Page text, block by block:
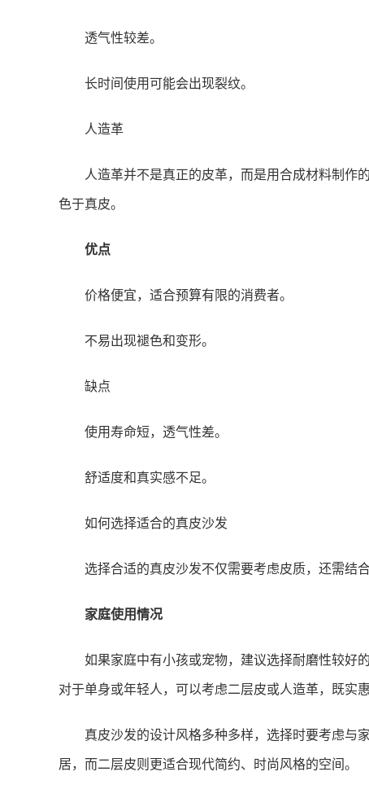
透气性较差。
长时间使用可能会出现裂纹。
人造革
人造革并不是真正的皮革，而是用合成材料制作
色于真皮。
优点
价格便宜，适合预算有限的消费者。
不易出现褪色和变形。
缺点
使用寿命短，透气性差。
舒适度和真实感不足。
如何选择适合的真皮沙发
选择合适的真皮沙发不仅需要考虑皮质，还需结
家庭使用情况
如果家庭中有小孩或宠物，建议选择耐磨性较好
对于单身或年轻人，可以考虑二层皮或人造革，既实惠
真皮沙发的设计风格多种多样，选择时要考虑与
居，而二层皮则更适合现代简约、时尚风格的空间。